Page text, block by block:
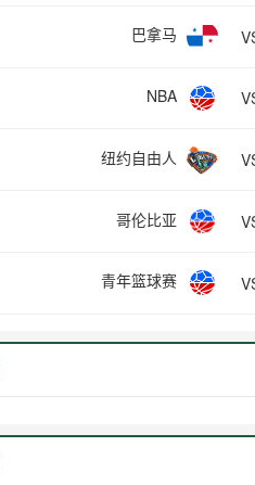
巴拿马
NBA
纽约自由人
哥伦比亚
青年篮球赛